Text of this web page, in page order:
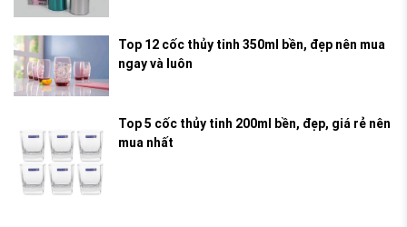
Top 12 cốc thủy tinh 350ml bền, đẹp nên mua
ngay và luôn
Top 5 cốc thủy tinh 200ml bền, đẹp, giá rẻ nên
mua nhất